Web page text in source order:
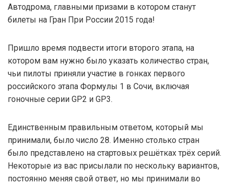
Автодрома, главными призами в котором станут
билеты на Гран При России 2015 года!
Пришло время подвести итоги второго этапа, на
котором вам нужно было указать количество стран,
чьи пилоты приняли участие в гонках первого
российского этапа Формулы 1 в Сочи, включая
гоночные серии GP2 и GP3.
Единственным правильным ответом, который мы
принимали, было число 28. Именно столько стран
было представлено на стартовых решётках трёх серий.
Некоторые из вас присылали по нескольку вариантов,
постоянно меняя свой ответ, но мы принимали во